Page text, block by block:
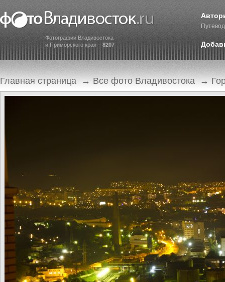
Фотографии Владивостока
и Приморского края – 8207
Главная страница → Все фото Владивостока →